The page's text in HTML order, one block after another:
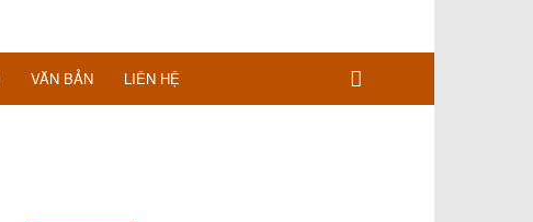
VĂN BẢN LIÊN HỆ